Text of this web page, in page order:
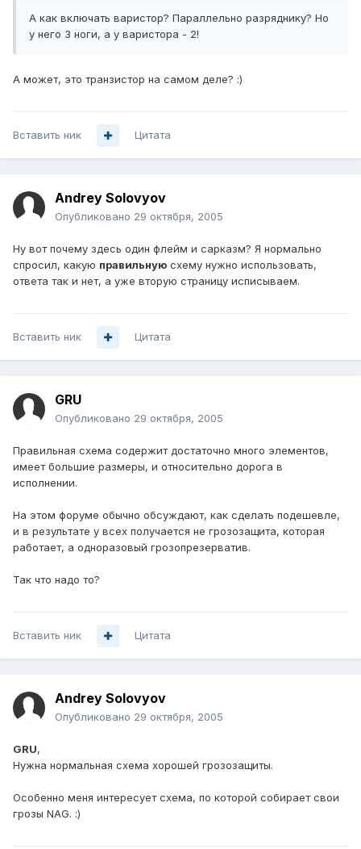
А как включать варистор? Параллельно разряднику? Но
у него 3 ноги, а у варистора - 2!
А может, это транзистор на самом деле? :)
Вставить ник Цитата
Andrey Solovyov
Опубликовано 29 октября, 2005
Ну вот почему здесь один флейм и сарказм? Я нормально
спросил, какую правильную схему нужно использовать,
ответа так и нет, а уже вторую страницу исписываем.
Вставить ник Цитата
GRU
Опубликовано 29 октября, 2005
Правильная схема содержит достаточно много элементов,
имеет большие размеры, и относительно дорога в
исполнении.
На этом форуме обычно обсуждают, как сделать подешевле,
и в результате у всех получается не грозозащита, которая
работает, а одноразовый грозопрезерватив.
Так что надо то?
Вставить ник Цитата
Andrey Solovyov
Опубликовано 29 октября, 2005
GRU,
Нужна нормальная схема хорошей грозозащиты.
Особенно меня интересует схема, по которой собирает свои
грозы NAG. :)